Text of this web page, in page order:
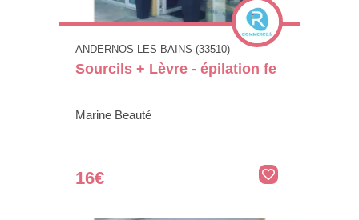
ANDERNOS LES BAINS (33510)
Sourcils + Lèvre - épilation fe
Marine Beauté
16€